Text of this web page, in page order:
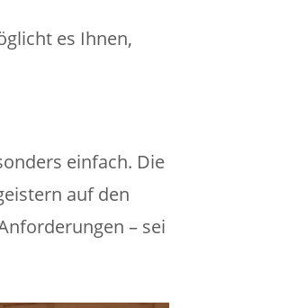
es Ihnen,
einfach. Die
auf den
– sei